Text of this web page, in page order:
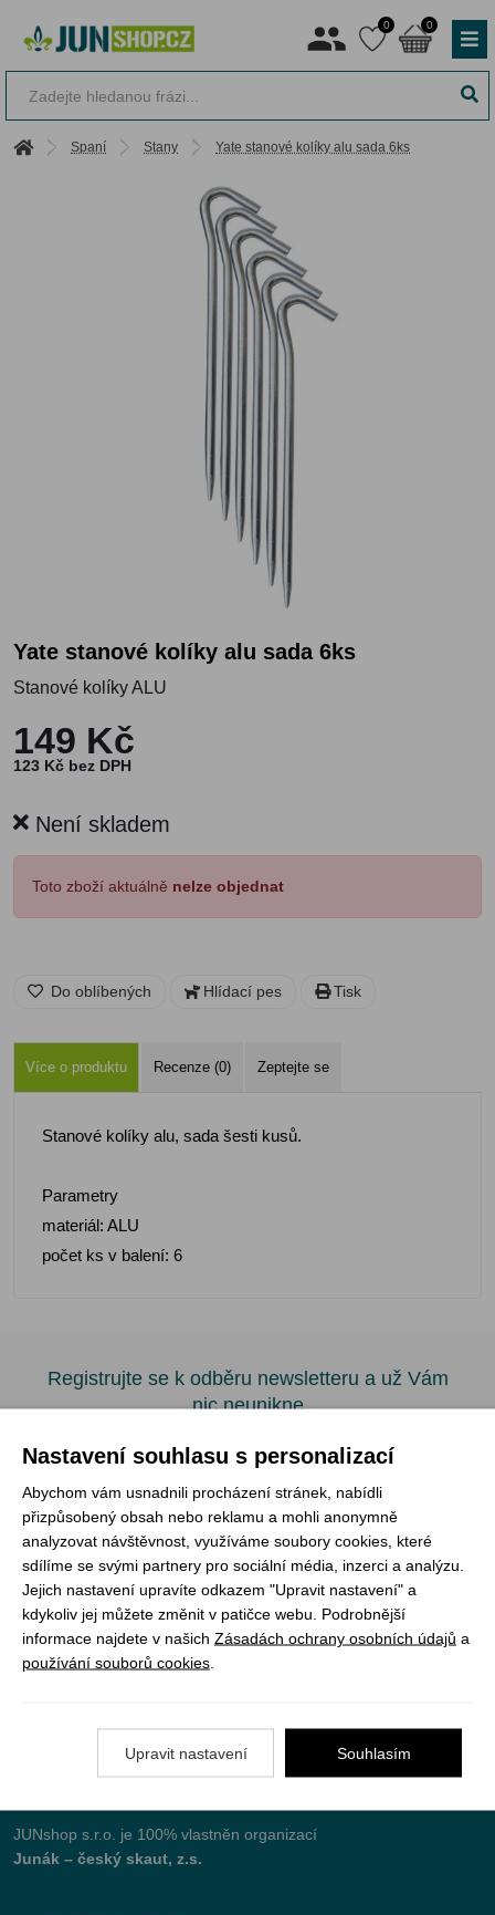
0 0
Spaní Stany Yate stanové kolíky alu sada 6ks
Yate stanové kolíky alu sada 6ks
Stanové kolíky ALU
149 Kč
123 Kč bez DPH
Není skladem
Toto zboží aktuálně nelze objednat
Do oblíbených Hlídací pes Tisk
Více o produktu Recenze (0) Zeptejte se
Stanové kolíky alu, sada šesti kusů.
Parametry
materiál: ALU
počet ks v balení: 6
Registrujte se k odběru newsletteru a už Vám
nic neunikne
ODEBÍRAT
Vše o nákupu
Jak objednat
Doprava a platba
Podmínky vrácení peněz
JUNshop s.r.o.
je 100% vlastněn organizací
Junák – český skaut, z.s.
Nastavení souhlasu s personalizací
Abychom vám usnadnili procházení stránek, nabídli
přizpůsobený obsah nebo reklamu a mohli anonymně
analyzovat návštěvnost, využíváme soubory cookies, které
sdílíme se svými partnery pro sociální média, inzerci a analýzu.
Jejich nastavení upravíte odkazem "Upravit nastavení" a
kdykoliv jej můžete změnit v patičce webu. Podrobnější
informace najdete v našich Zásadách ochrany osobních údajů a
používání souborů cookies
Upravit nastavení Souhlasím